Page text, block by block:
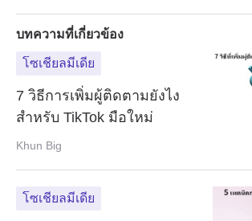
บทความที่เกี่ยวข้อง
โซเชียลมีเดีย
7 วิธีการเพิ่มผู้ติดตามยังไง
สำหรับ TikTok มือใหม่
Khun Big
โซเชียลมีเดีย